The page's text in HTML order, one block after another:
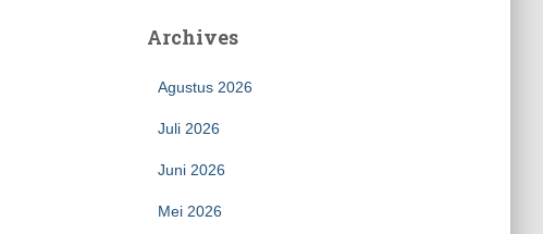
Archives
Agustus 2026
Juli 2026
Juni 2026
Mei 2026